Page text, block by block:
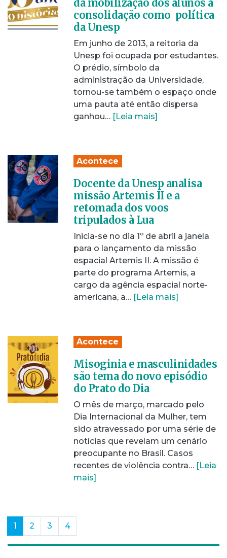
da mobilização dos alunos à
consolidação como política
da Unesp
Em junho de 2013, a reitoria da
Unesp foi ocupada por estudantes.
O prédio, símbolo da
administração da Universidade,
tornou-se também o espaço onde
uma pauta até então dispersa
ganhou… [Leia mais]
Acontece
Docente da Unesp analisa
missão Artemis II e a
retomada dos voos
tripulados à Lua
Inicia-se no dia 1º de abril a janela
para o lançamento da missão
espacial Artemis II. A missão é
parte do programa Artemis, a
cargo da agência espacial norte-
americana, a… [Leia mais]
Acontece
Misoginia e masculinidades
são tema do novo episódio
do Prato do Dia
O mês de março, marcado pelo
Dia Internacional da Mulher, tem
sido atravessado por uma série de
notícias que revelam um cenário
preocupante no Brasil. Casos
recentes de violência contra… [Leia
mais]
1 (current)
2 3 4